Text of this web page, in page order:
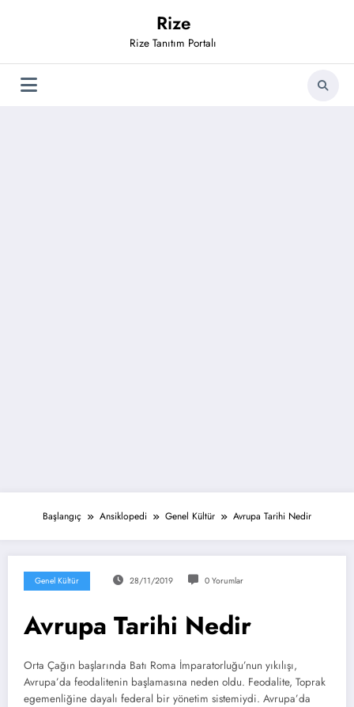
Rize
Rize Tanıtım Portalı
Başlangıç Ansiklopedi Genel Kültür Avrupa Tarihi Nedir
Genel Kültür 28/11/2019 0 Yorumlar
Avrupa Tarihi Nedir
Orta Çağın başlarında Batı Roma İmparatorluğu’nun yıkılışı,
Avrupa’da feodalitenin başlamasına neden oldu. Feodalite, Toprak
egemenliğine dayalı federal bir yönetim sistemiydi. Avrupa’da